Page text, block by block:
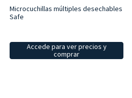
Microcuchillas múltiples desechables
Safe
Accede para ver precios y
comprar